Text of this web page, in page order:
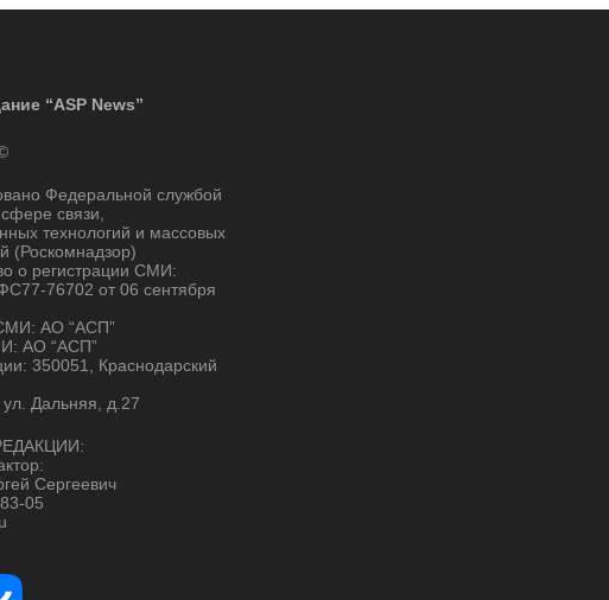
“ASP News”
Федеральной службой
связи,
технологий и массовых
(Роскомнадзор)
о регистрации СМИ:
76702 от 06 сентября
АО “АСП”
АО “АСП”
350051, Краснодарский
ул. Дальняя, д.27
Сергеевич
05